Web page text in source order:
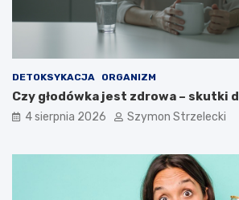
DETOKSYKACJA ORGANIZM
Czy głodówka jest zdrowa – skutki
4 sierpnia 2026 Szymon Strzelecki